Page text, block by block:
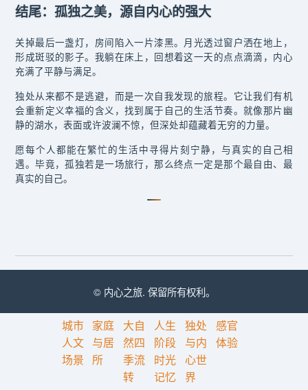
城市
人文
场景
家庭
与居
所
大自
然四
季流
转
人生
阶段
时光
记忆
独处
与内
心世
界
感官
体验
结尾：孤独之美，源自内心的强大
关掉最后一盏灯，房间陷入一片漆黑。月光透过窗户洒在地上，
形成斑驳的影子。我躺在床上，回想着这一天的点点滴滴，内心
充满了平静与满足。
独处从来都不是逃避，而是一次自我发现的旅程。它让我们有机
会重新定义幸福的含义，找到属于自己的生活节奏。就像那片幽
静的湖水，表面或许波澜不惊，但深处却蕴藏着无穷的力量。
愿每个人都能在繁忙的生活中寻得片刻宁静，与真实的自己相
遇。毕竟，孤独若是一场旅行，那么终点一定是那个最自由、最
真实的自己。
© 内心之旅. 保留所有权利。